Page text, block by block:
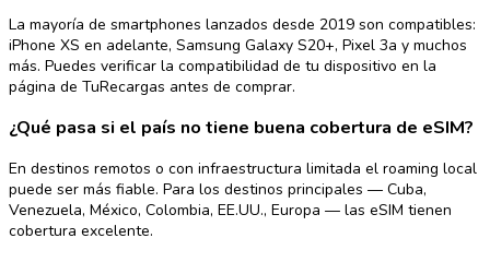
La mayoría de smartphones lanzados desde 2019 son compatibles:
iPhone XS en adelante, Samsung Galaxy S20+, Pixel 3a y muchos
más. Puedes verificar la compatibilidad de tu dispositivo en la
página de TuRecargas antes de comprar.
¿Qué pasa si el país no tiene buena cobertura de eSIM?
En destinos remotos o con infraestructura limitada el roaming local
puede ser más fiable. Para los destinos principales — Cuba,
Venezuela, México, Colombia, EE.UU., Europa — las eSIM tienen
cobertura excelente.